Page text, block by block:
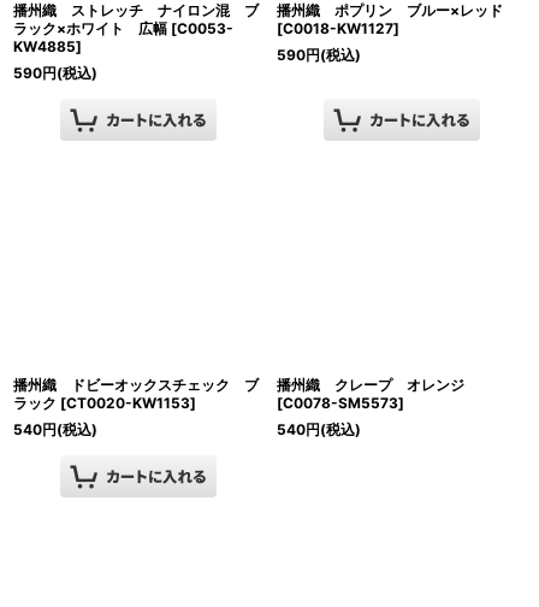
播州織 ストレッチ ナイロン混 ブ
ラック×ホワイト 広幅 [C0053-
KW4885]
590円(税込)
播州織 ポプリン ブルー×レッド
[C0018-KW1127]
590円(税込)
播州織 ドビーオックスチェック ブ
ラック [CT0020-KW1153]
540円(税込)
播州織 クレープ オレンジ
[C0078-SM5573]
540円(税込)